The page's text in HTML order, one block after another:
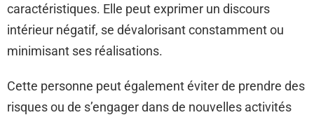
caractéristiques. Elle peut exprimer un discours
intérieur négatif, se dévalorisant constamment ou
minimisant ses réalisations.
Cette personne peut également éviter de prendre des
risques ou de s’engager dans de nouvelles activités